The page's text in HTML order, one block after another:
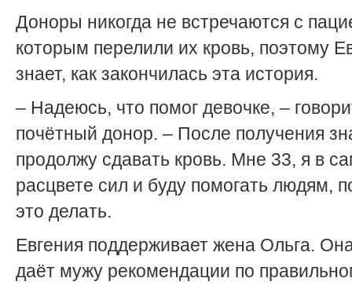
Доноры никогда не встречаются с
которым перелили их кровь, поэтому
знает, как закончилась эта история.
– Надеюсь, что помог девочке, –
почётный донор. – После получения
продолжу сдавать кровь. Мне 33, я в
расцвете сил и буду помогать людям,
это делать.
Евгения поддерживает жена Ольга.
даёт мужу рекомендации по